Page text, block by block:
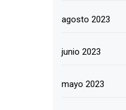
agosto 2023
junio 2023
mayo 2023